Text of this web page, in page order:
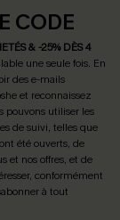
CODE
& -25% DÈS 4
une seule fois. En
des e-mails
et reconnaissez
pouvons utiliser les
de suivi, telles que
été ouverts, de
et nos offres, et de
conformément
à tout